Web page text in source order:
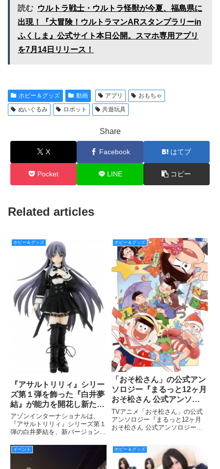
読む ウルトラ戦士・ウルトラ怪獣が今夏、福島県に
出現！『大冒険！ウルトラマンARスタンプラリーin
ふくしま』公式サイト本日公開。スマホ専用アプリ
を7月14日リリース！
ホビー＆グッズ 動画 アプリ
おもちゃ
ぬいぐるみ
ロボット 共遊玩具
Share
X Facebook はてブ
Pocket LINE コピー
Related articles
ホビー＆グッズ
『アサルトリリィ』シリー
ズ第１弾を飾った『白井夢
結』が能力を開花し新たな
装備を携えた新バージョン
で登場！
アゾンインターナショナルは、
『アサルトリリィ』シリーズ第１
弾の白井夢結を、新バージョン
version2.0』として、2016年6月
下旬から発売する。
ホビー＆グッズ
「おそ松さん」の公式アン
ソロジー『まるっと12ヶ月
おそ松さん 公式アンソロ
ジーコミック』2016年10
月25日頃発売予定！
TVアニメ「おそ松さん」の公式
アンソロジー『まるっと12ヶ月
おそ松さん 公式アンソロジーコ
イベント ホビー＆グッズ